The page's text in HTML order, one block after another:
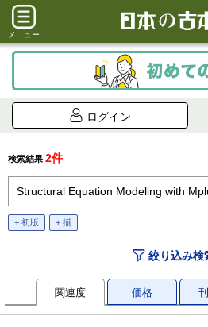
メニュー
ログイン
検索結果 2件
+ 初版 + 揃
絞り込み検
関連度 価格